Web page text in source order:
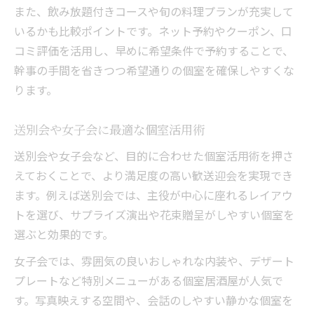
また、飲み放題付きコースや旬の料理プランが充実して
いるかも比較ポイントです。ネット予約やクーポン、口
コミ評価を活用し、早めに希望条件で予約することで、
幹事の手間を省きつつ希望通りの個室を確保しやすくな
ります。
送別会や女子会に最適な個室活用術
送別会や女子会など、目的に合わせた個室活用術を押さ
えておくことで、より満足度の高い歓送迎会を実現でき
ます。例えば送別会では、主役が中心に座れるレイアウ
トを選び、サプライズ演出や花束贈呈がしやすい個室を
選ぶと効果的です。
女子会では、雰囲気の良いおしゃれな内装や、デザート
プレートなど特別メニューがある個室居酒屋が人気で
す。写真映えする空間や、会話のしやすい静かな個室を